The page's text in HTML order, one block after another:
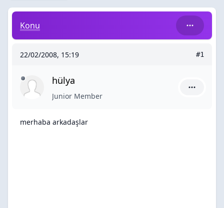
merhaba arkadaşlar
Konu
22/02/2008, 15:19 #1
hülya
Junior Member
merhaba arkadaşlar